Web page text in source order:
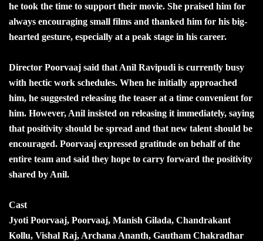
he took the time to support their movie. She praised him for
always encouraging small films and thanked him for his big-
hearted gesture, especially at a peak stage in his career.
Director Poorvaaj said that Anil Ravipudi is currently busy
with hectic work schedules. When he initially approached
him, he suggested releasing the teaser at a time convenient for
him. However, Anil insisted on releasing it immediately, saying
that positivity should be spread and that new talent should be
encouraged. Poorvaaj expressed gratitude on behalf of the
entire team and said they hope to carry forward the positivity
shared by Anil.
Cast
Jyoti Poorvaaj, Poorvaaj, Manish Gilada, Chandrakant
Kollu, Vishal Raj, Archana Ananth, Gautham Chakradhar